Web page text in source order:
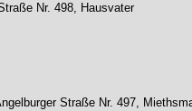
Nr. 498, Hausvater
Straße Nr. 497,